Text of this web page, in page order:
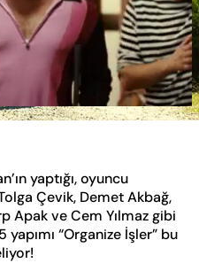
:
Oynatma
Hızı
yaptığı, oyuncu
Çevik, Demet Akbağ,
Apak ve Cem Yılmaz gibi
“Organize İşler” bu